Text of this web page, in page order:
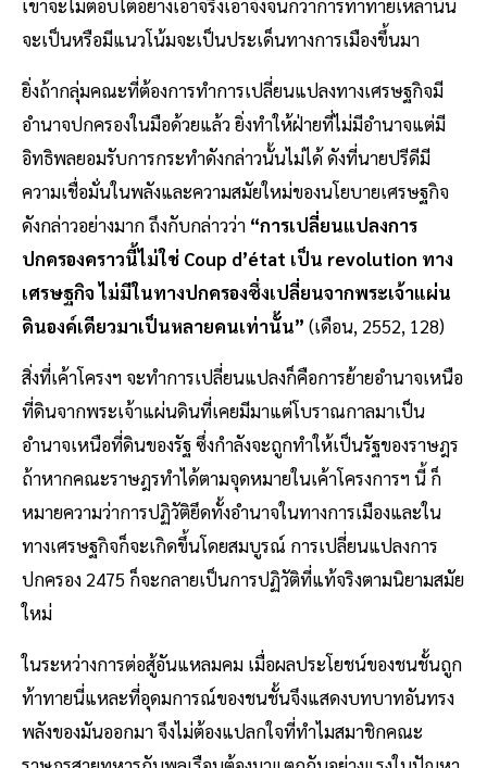
เขาจะไม่ตอบโต้อย่างเอาจริงเอาจังจนกว่าการท้าทายเหล่านั้น
จะเป็นหรือมีแนวโน้มจะเป็นประเด็นทางการเมืองขึ้นมา
ยิ่งถ้ากลุ่มคณะที่ต้องการทำการเปลี่ยนแปลงทางเศรษฐกิจมี
อำนาจปกครองในมือด้วยแล้ว ยิ่งทำให้ฝ่ายที่ไม่มีอำนาจแต่มี
อิทธิพลยอมรับการกระทำดังกล่าวนั้นไม่ได้ ดังที่นายปรีดีมี
ความเชื่อมั่นในพลังและความสมัยใหม่ของนโยบายเศรษฐกิจ
ดังกล่าวอย่างมาก ถึงกับกล่าวว่า “การเปลี่ยนแปลงการ
ปกครองคราวนี้ไม่ใช่ Coup d’état เป็น revolution ทาง
เศรษฐกิจ ไม่มีในทางปกครองซึ่งเปลี่ยนจากพระเจ้าแผ่น
ดินองค์เดียวมาเป็นหลายคนเท่านั้น” (เดือน, 2552, 128)
สิ่งที่เค้าโครงฯ จะทำการเปลี่ยนแปลงก็คือการย้ายอำนาจเหนือ
ที่ดินจากพระเจ้าแผ่นดินที่เคยมีมาแต่โบราณกาลมาเป็น
อำนาจเหนือที่ดินของรัฐ ซึ่งกำลังจะถูกทำให้เป็นรัฐของราษฎร
ถ้าหากคณะราษฎรทำได้ตามจุดหมายในเค้าโครงการฯ นี้ ก็
หมายความว่าการปฏิวัติยึดทั้งอำนาจในทางการเมืองและใน
ทางเศรษฐกิจก็จะเกิดขึ้นโดยสมบูรณ์ การเปลี่ยนแปลงการ
ปกครอง 2475 ก็จะกลายเป็นการปฏิวัติที่แท้จริงตามนิยามสมัย
ใหม่
ในระหว่างการต่อสู้อันแหลมคม เมื่อผลประโยชน์ของชนชั้นถูก
ท้าทายนี่แหละที่อุดมการณ์ของชนชั้นจึงแสดงบทบาทอันทรง
พลังของมันออกมา จึงไม่ต้องแปลกใจที่ทำไมสมาชิกคณะ